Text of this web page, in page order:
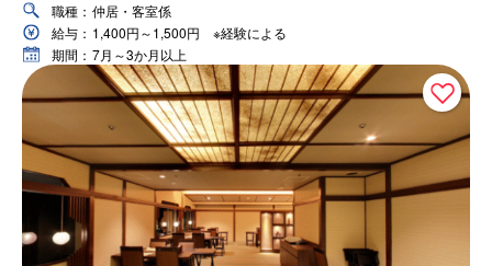
職種： 仲居・客室係
給与： 1,400円～1,500円 ※経験による
期間： 7月～3か月以上